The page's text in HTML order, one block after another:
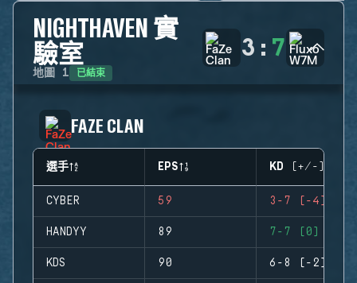
NIGHTHAVEN 實
驗室
地圖 1 已結束
3 : 7
FAZE CLAN
選手 EPS KD (+/-)
CYBER 59 3-7 (-4)
HANDYY 89 7-7 (0)
KDS 90 6-8 (-2)